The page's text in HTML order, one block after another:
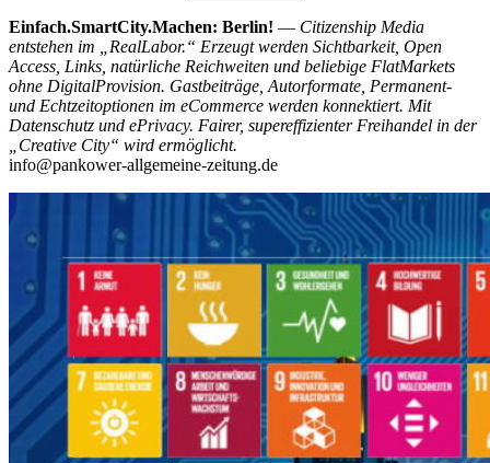
Einfach.SmartCity.Machen: Berlin! — Citizenship Media
entstehen im „RealLabor.“ Erzeugt werden Sichtbarkeit, Open
Access, Links, natürliche Reichweiten und beliebige FlatMarkets
ohne DigitalProvision. Gastbeiträge, Autorformate, Permanent-
und Echtzeitoptionen im eCommerce werden konnektiert. Mit
Datenschutz und ePrivacy. Fairer, supereffizienter Freihandel in der
„Creative City“ wird ermöglicht.
info@pankower-allgemeine-zeitung.de